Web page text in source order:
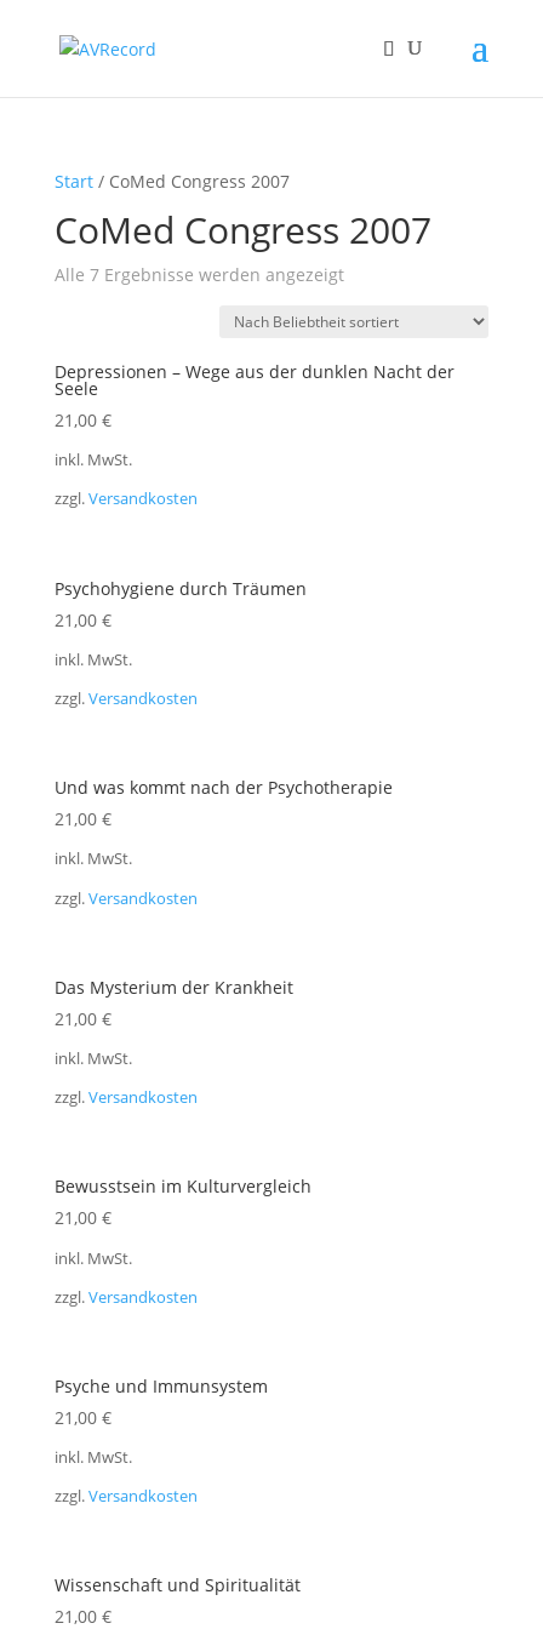
Start/ CoMed Congress 2007
CoMed Congress 2007
Alle 7 Ergebnisse werden angezeigtNach
sortiert
Depressionen – Wege aus der dunklen Nacht der
Seele
21,00 €
inkl. MwSt.
zzgl.Versandkosten
Psychohygiene durch Träumen
21,00 €
inkl. MwSt.
zzgl.Versandkosten
Und was kommt nach der Psychotherapie
21,00 €
inkl. MwSt.
zzgl.Versandkosten
Das Mysterium der Krankheit
21,00 €
inkl. MwSt.
zzgl.Versandkosten
Bewusstsein im Kulturvergleich
21,00 €
inkl. MwSt.
zzgl.Versandkosten
Psyche und Immunsystem
21,00 €
inkl. MwSt.
zzgl.Versandkosten
Wissenschaft und Spiritualität
21,00 €